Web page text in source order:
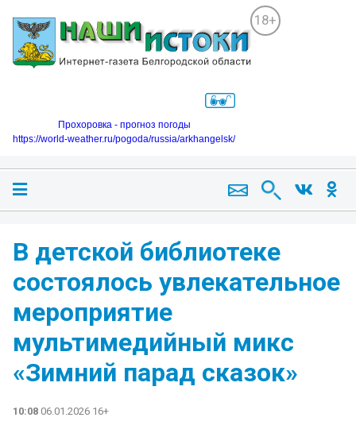
18+
Прохоровка - прогноз погоды
https://world-weather.ru/pogoda/russia/arkhangelsk/
В детской библиотеке
состоялось увлекательное
мероприятие
мультимедийный микс
«Зимний парад сказок»
10:08 06.01.2026 16+